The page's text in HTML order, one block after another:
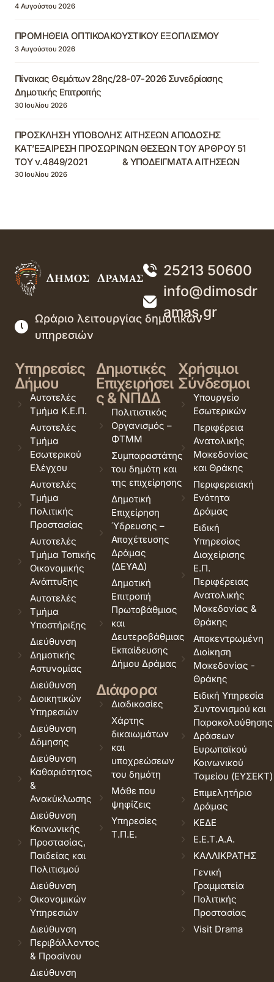
4 Αυγούστου 2026
ΠΡΟΜΗΘΕΙΑ ΟΠΤΙΚΟΑΚΟΥΣΤΙΚΟΥ ΕΞΟΠΛΙΣΜΟΥ
3 Αυγούστου 2026
Πίνακας Θεμάτων 28ης/28-07-2026 Συνεδρίασης
Δημοτικής Επιτροπής
30 Ιουλίου 2026
ΠΡΟΣΚΛΗΣΗ ΥΠΟΒΟΛΗΣ ΑΙΤΗΣΕΩΝ ΑΠΟΔΟΣΗΣ
ΚΑΤ’ΕΞΑΙΡΕΣΗ ΠΡΟΣΩΡΙΝΩΝ ΘΕΣΕΩΝ ΤΟΥ ΆΡΘΡΟΥ 51
ΤΟΥ ν.4849/2021 & ΥΠΟΔΕΙΓΜΑΤΑ ΑΙΤΗΣΕΩΝ
30 Ιουλίου 2026
25213 50600
info@dimosdr
amas.gr
Ωράριο λειτουργίας δημοτικών
υπηρεσιών
Υπηρεσίες
Δήμου
Αυτοτελές
Τμήμα Κ.Ε.Π.
Αυτοτελές
Τμήμα
Εσωτερικού
Ελέγχου
Αυτοτελές
Τμήμα
Πολιτικής
Προστασίας
Αυτοτελές
Τμήμα Τοπικής
Οικονομικής
Ανάπτυξης
Αυτοτελές
Τμήμα
Υποστήριξης
Διεύθυνση
Δημοτικής
Αστυνομίας
Διεύθυνση
Διοικητικών
Υπηρεσιών
Διεύθυνση
Δόμησης
Διεύθυνση
Καθαριότητας
&
Ανακύκλωσης
Διεύθυνση
Κοινωνικής
Προστασίας,
Παιδείας και
Πολιτισμού
Διεύθυνση
Οικονομικών
Υπηρεσιών
Διεύθυνση
Περιβάλλοντος
& Πρασίνου
Διεύθυνση
Δημοτικές
Επιχειρήσει
ς & ΝΠΔΔ
Πολιτιστικός
Οργανισμός –
ΦΤΜΜ
Συμπαραστάτης
του δημότη και
της επιχείρησης
Δημοτική
Επιχείρηση
Ύδρευσης –
Αποχέτευσης
Δράμας
(ΔΕΥΑΔ)
Δημοτική
Επιτροπή
Πρωτοβάθμιας
και
Δευτεροβάθμιας
Εκπαίδευσης
Δήμου Δράμας
Διάφορα
Διαδικασίες
Χάρτης
δικαιωμάτων
και
υποχρεώσεων
του δημότη
Μάθε που
ψηφίζεις
Υπηρεσίες
Τ.Π.Ε.
Χρήσιμοι
Σύνδεσμοι
Υπουργείο
Εσωτερικών
Περιφέρεια
Ανατολικής
Μακεδονίας
και Θράκης
Περιφερειακή
Ενότητα
Δράμας
Ειδική
Υπηρεσίας
Διαχείρισης
Ε.Π.
Περιφέρειας
Ανατολικής
Μακεδονίας &
Θράκης
Αποκεντρωμένη
Διοίκηση
Μακεδονίας -
Θράκης
Ειδική Υπηρεσία
Συντονισμού και
Παρακολούθησης
Δράσεων
Ευρωπαϊκού
Κοινωνικού
Ταμείου (ΕΥΣΕΚΤ)
Επιμελητήριο
Δράμας
ΚΕΔΕ
Ε.Ε.Τ.Α.Α.
ΚΑΛΛΙΚΡΑΤΗΣ
Γενική
Γραμματεία
Πολιτικής
Προστασίας
Visit Drama